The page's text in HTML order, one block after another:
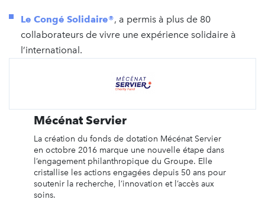
Le Congé Solidaire®, a permis à plus de 80
collaborateurs de vivre une expérience solidaire à
l’international.
Mécénat Servier
La création du fonds de dotation Mécénat Servier
en octobre 2016 marque une nouvelle étape dans
l’engagement philanthropique du Groupe. Elle
cristallise les actions engagées depuis 50 ans pour
soutenir la recherche, l’innovation et l’accès aux
soins.